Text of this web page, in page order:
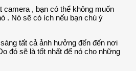
camera , bạn có thể không muốn
. Nó sẽ có ích nếu bạn chú ý
tất cả ảnh hưởng đến đến nơi
đó sẽ là tốt nhất để nó cho những